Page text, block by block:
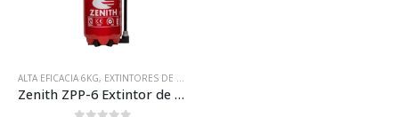
ALTA EFICACIA 6KG, EXTINTORES DE ALTA EFICACIA
Zenith ZPP-6 Extintor de Polvo ABC de 6KG de Alta Eficacia 34A-233B-C